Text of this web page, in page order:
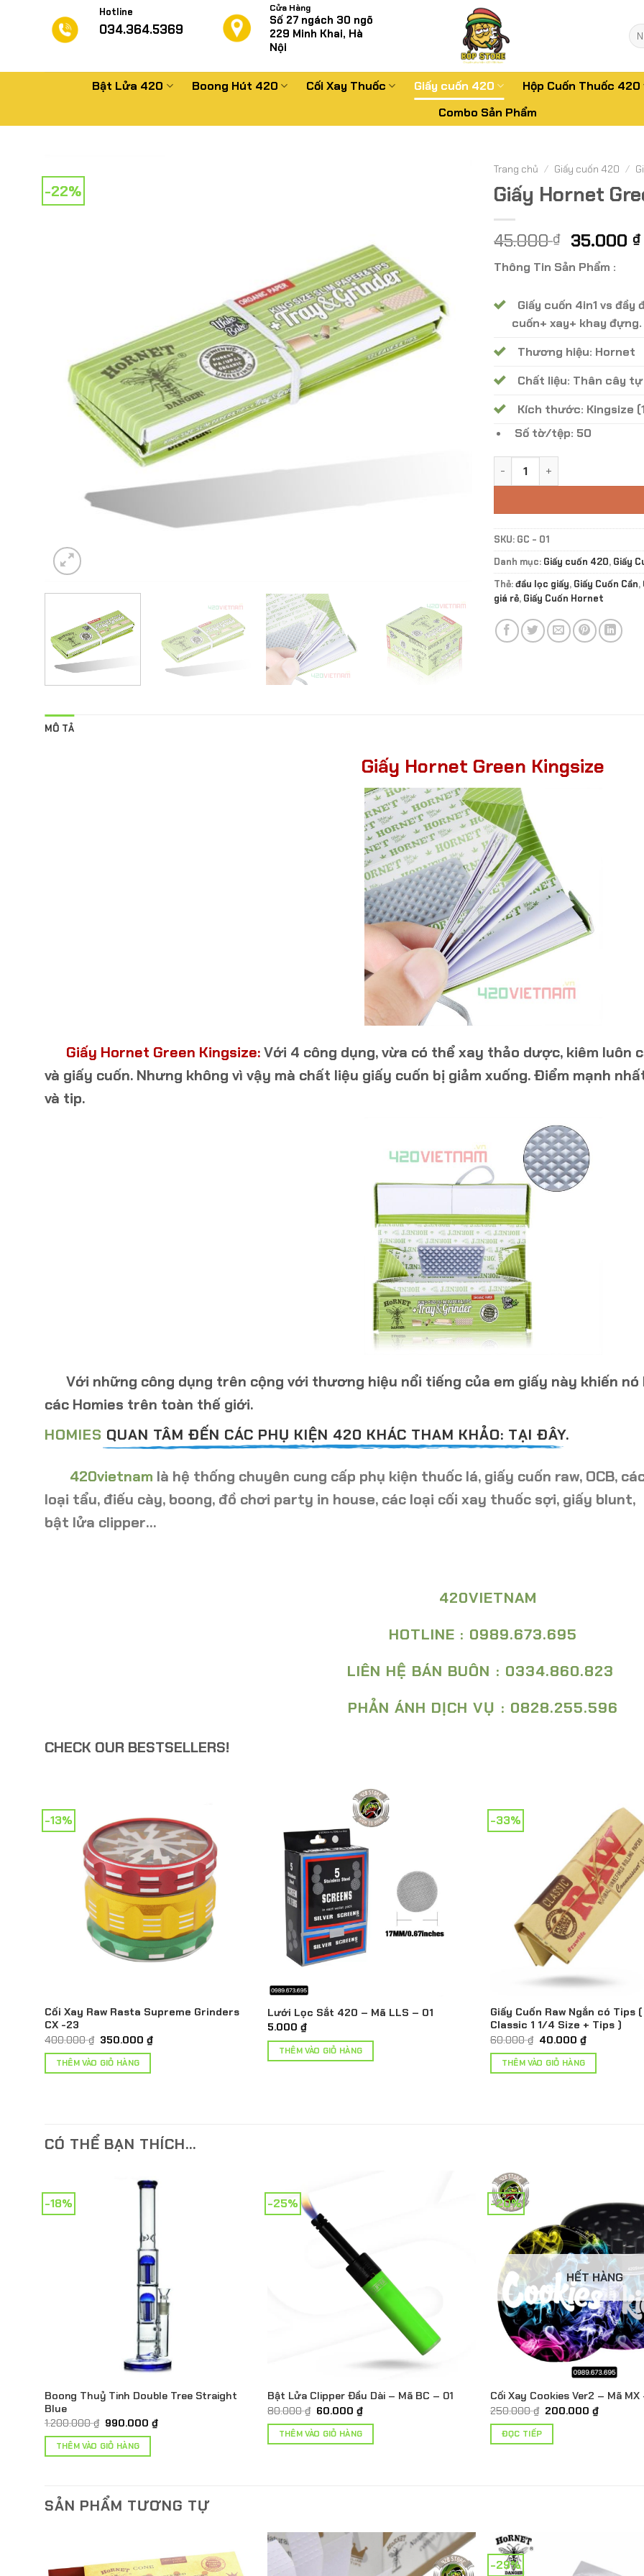
Hotline
034.364.5369
Cửa Hàng
Số 27 ngách 30 ngõ
229 Minh Khai, Hà
Nội
Bật Lửa 420 Boong Hút 420 Cối Xay Thuốc Giấy cuốn 420
Hộp Cuốn Thuốc 420
Combo Sản Phẩm
-22%
Trang chủ / Giấy cuốn 420 /
Giấy Hornet
45.000₫ Giá
gốc
là:
35.000 ₫
Thông Tin Sản Phẩm :
Giấy cuốn 4in1 vs
cuốn+ xay+ khay đựng.
Thương hiệu: Hornet
Chất liệu: Thân cây
Kích thước: Kingsize
Số tờ/tệp: 50
SKU: GC - 01
Danh mục: Giấy cuốn 420, Giấy
Thẻ:đầu lọc giấy, Giấy Cuốn Cần,
giá rẻ, Giấy Cuốn Hornet
MÔ TẢ
Giấy Hornet Green Kingsize
Giấy Hornet Green Kingsize:Với 4 công dụng, vừa có thể xay thảo dược, kiêm luôn
và giấy cuốn. Nhưng không vì vậy mà chất liệu giấy cuốn bị giảm xuống. Điểm mạnh
và tip.
Với những công dụng trên cộng với thương hiệu nổi tiếng của em giấy này khiến nó
các Homies trên toàn thế giới.
HOMIES QUAN TÂM ĐẾN CÁC PHỤ KIỆN 420 KHÁC THAM KHẢO: TẠI ĐÂY.
420vietnam là hệ thống chuyên cung cấp phụ kiện thuốc lá, giấy cuốn raw, OCB,
loại tẩu, điếu cày, boong, đồ chơi party in house, các loại cối xay thuốc sợi, giấy blunt,
bật lửa clipper…
420VIETNAM
HOTLINE : 0989.673.695
LIÊN HỆ BÁN BUÔN : 0334.860.823
PHẢN ÁNH DỊCH VỤ : 0828.255.596
CHECK OUR BESTSELLERS!
-13%
Cối Xay Raw Rasta Supreme Grinders
CX -23
400.000₫ Giá
là:
400.000 ₫.
350.000₫Giá
THÊM VÀO GIỎ HÀNG
Lưới Lọc Sắt 420 – Mã LLS – 01
5.000 ₫
THÊM VÀO GIỎ HÀNG
-33%
Giấy Cuốn Raw Ngắn có Tips (
Classic 1 1/4 Size + Tips )
60.000₫ Giá
là:
60.000 ₫.
40.000₫Giá
là:
THÊM VÀO GIỎ HÀNG
CÓ THỂ BẠN THÍCH…
-18%
Boong Thuỷ Tinh Double Tree Straight
Blue
1.200.000₫ Giá
là:
1.200.000 ₫.
990.000₫Giá
THÊM VÀO GIỎ HÀNG
-25%
Bật Lửa Clipper Đầu Dài – Mã BC – 01
80.000₫ Giá
là:
80.000 ₫.
60.000₫Giá
THÊM VÀO GIỎ HÀNG
-20%
HẾT HÀNG
Cối Xay Cookies Ver2 – Mã MX
250.000₫ Giá
200.000₫Giá
ĐỌC TIẾP
SẢN PHẨM TƯƠNG TỰ
-29%